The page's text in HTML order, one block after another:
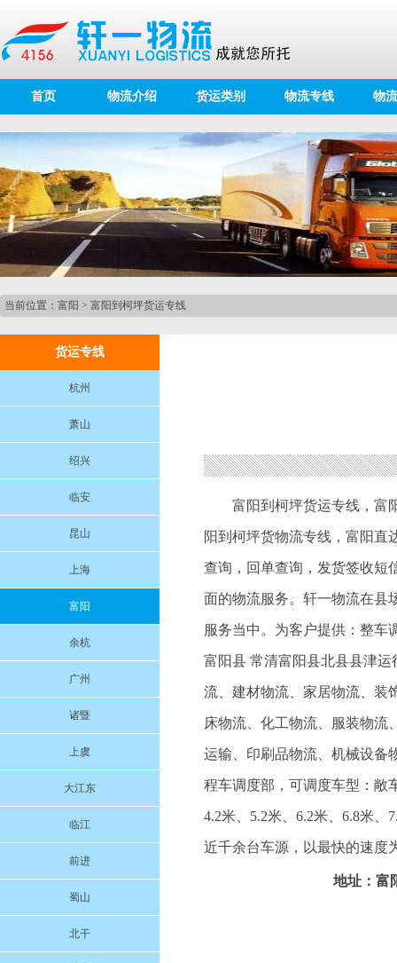
首页 物流介绍 货运类别 物流专线 物
当前位置： 富阳 > 富阳到柯坪货运专线
货运专线
杭州
萧山
绍兴
临安
昆山
上海
富阳
余杭
广州
诸暨
上虞
大江东
临江
前进
蜀山
北干
富阳到柯坪货运专线 ， 富
阳到柯坪货物流专线 ，富阳
查询，回单查询，发货签收短
面的物流服务。轩一物流在县
服务当中。为客户提供：整车
富阳县 常清富阳县北县县津
流、建材物流、家居物流、装
床物流、化工物流、服装物流
运输、印刷品物流、机械设备
程车调度部，可调度车型：敞
4.2米、5.2米、6.2米、6.8米、
近千余台车源，以最快的速度
地址：富